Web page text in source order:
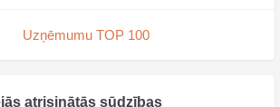
Uzņēmumu TOP 100
atrisinātās sūdzības